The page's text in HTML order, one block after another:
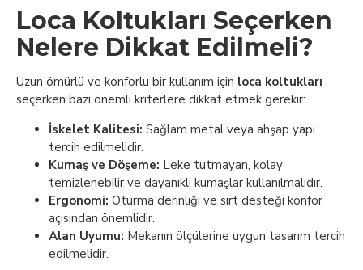
Loca Koltukları Seçerken
Nelere Dikkat Edilmeli?
Uzun ömürlü ve konforlu bir kullanım için loca koltukları
seçerken bazı önemli kriterlere dikkat etmek gerekir:
İskelet Kalitesi: Sağlam metal veya ahşap yapı
tercih edilmelidir.
Kumaş ve Döşeme: Leke tutmayan, kolay
temizlenebilir ve dayanıklı kumaşlar kullanılmalıdır.
Ergonomi: Oturma derinliği ve sırt desteği konfor
açısından önemlidir.
Alan Uyumu: Mekanın ölçülerine uygun tasarım tercih
edilmelidir.